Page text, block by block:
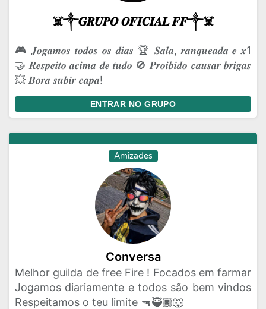
☠️༒𝑮𝑹𝑼𝑷𝑶 𝑶𝑭𝑰𝑪𝑰𝑨𝑳 𝑭𝑭༒☠️
🎮 𝑱𝒐𝒈𝒂𝒎𝒐𝒔 𝒕𝒐𝒅𝒐𝒔 𝒐𝒔 𝒅𝒊𝒂𝒔 🏆 𝑺𝒂𝒍𝒂, 𝒓𝒂𝒏𝒒𝒖𝒆𝒂𝒅𝒂 𝒆 𝒙1
🤝 𝑹𝒆𝒔𝒑𝒆𝒊𝒕𝒐 𝒂𝒄𝒊𝒎𝒂 𝒅𝒆 𝒕𝒖𝒅𝒐 🚫 𝑷𝒓𝒐𝒊𝒃𝒊𝒅𝒐 𝒄𝒂𝒖𝒔𝒂𝒓 𝒃𝒓𝒊𝒈𝒂𝒔
💥 𝑩𝒐𝒓𝒂 𝒔𝒖𝒃𝒊𝒓 𝒄𝒂𝒑𝒂!
ENTRAR NO GRUPO
Amizades
Conversa
Melhor guilda de free Fire ! Focados em farmar
Jogamos diariamente e todos são bem vindos
Respeitamos o teu limite 🔫🥷🏿🐺